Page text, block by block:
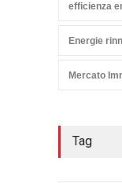
efficienza
Energie
Mercato
Tag